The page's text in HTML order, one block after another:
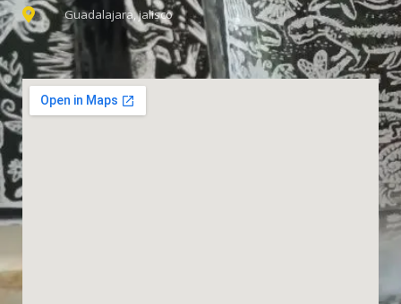
Guadalajara, jalisco